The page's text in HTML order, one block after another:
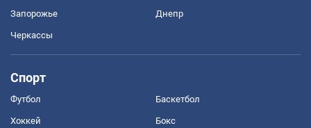
Запорожье Днепр
Черкассы
Спорт
Футбол Баскетбол
Хоккей Бокс